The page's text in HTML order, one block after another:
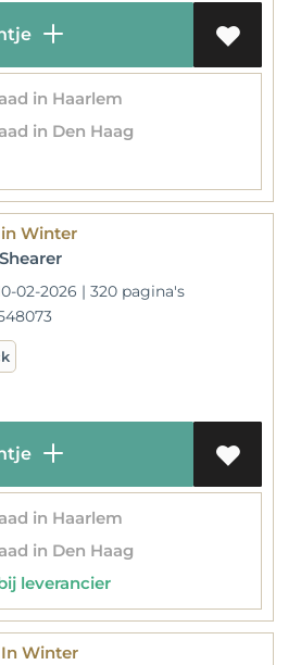
in Haarlem
in Den Haag
Winter
02-2026 | 320 pagina's
in Haarlem
in Den Haag
leverancier
Winter